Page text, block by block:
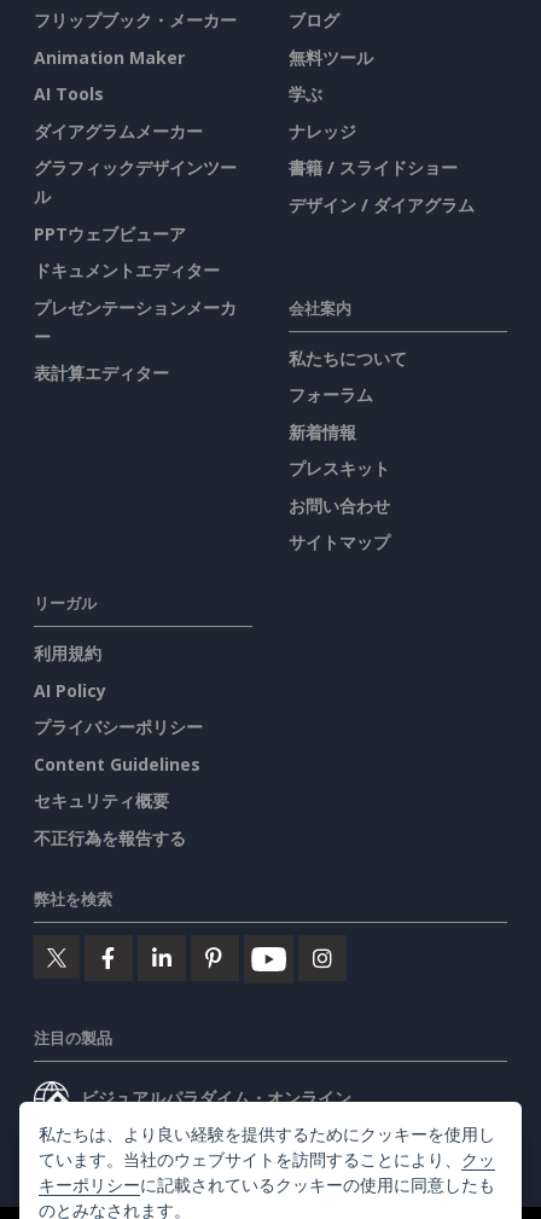
フリップブック・メーカー
Animation Maker
AI Tools
ダイアグラムメーカー
グラフィックデザインツー
ル
PPTウェブビューア
ドキュメントエディター
プレゼンテーションメーカ
ー
表計算エディター
ブログ
無料ツール
学ぶ
ナレッジ
書籍 / スライドショー
デザイン / ダイアグラム
会社案内
私たちについて
フォーラム
新着情報
プレスキット
お問い合わせ
サイトマップ
リーガル
利用規約
AI Policy
プライバシーポリシー
Content Guidelines
セキュリティ概要
不正行為を報告する
弊社を検索
注目の製品
ビジュアルパラダイム・オンライン
ビジュアルパラダイムデスクトップ
私たちは、より良い経験を提供するためにクッキーを使用し
ています。当社のウェブサイトを訪問することにより、 クッ
キーポリシーに記載されているクッキーの使用に同意したも
のとみなされます。